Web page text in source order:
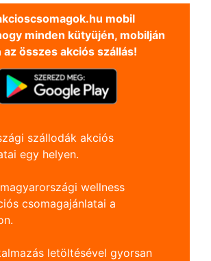
mobil
minden kütyüjén, mobilján
összes akciós szállás!
szállodák akciós
egy helyen.
wellness
csomagajánlatai a
letöltésével gyorsan